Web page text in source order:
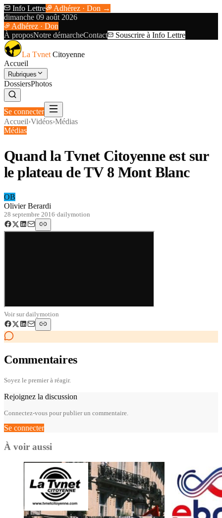
Info Lettre
Adhérez · Don →
dimanche 09 août 2026
Adhérez · Don
À proposNotre démarcheContact Souscrire à Info Lettre
La Tvnet Citoyenne
Accueil
Rubriques
DossiersPhotos
Se connecter
Accueil›Vidéos›Médias
Médias
Quand la Tvnet Citoyenne est sur
le plateau de TV 8 Mont Blanc
OB
Olivier Berardi
28 septembre 2016·dailymotion
Voir surdailymotion
Commentaires
Soyez le premier à réagir.
Rejoignez la discussion
Connectez-vous pour publier un commentaire.
Se connecter
À voir aussi